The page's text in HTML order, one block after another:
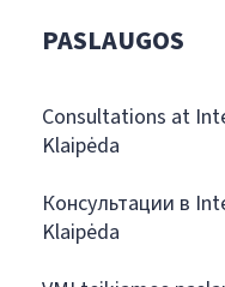
PASLAUGOS
Consultations at
Klaipėda
Консультации в
Klaipėda